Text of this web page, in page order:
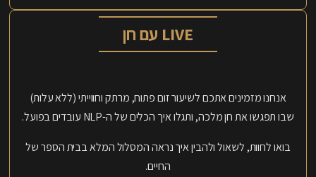
LIVE עם חן
אנחנו מזמינים אתכם לשיעור זום פתוח, מרתק וחווייתי (ללא עלות)
שבו תפגשו את חן מלכה, ותגלו איך הכלים של ה-NLP עובדים בפועל.
בואו לחוות, לשאול ולהבין איך נראה המסלול המלא בבית הספר של
החיים.